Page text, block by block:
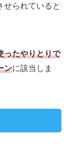
せられていると
ったやりとりで
ンに該当しま